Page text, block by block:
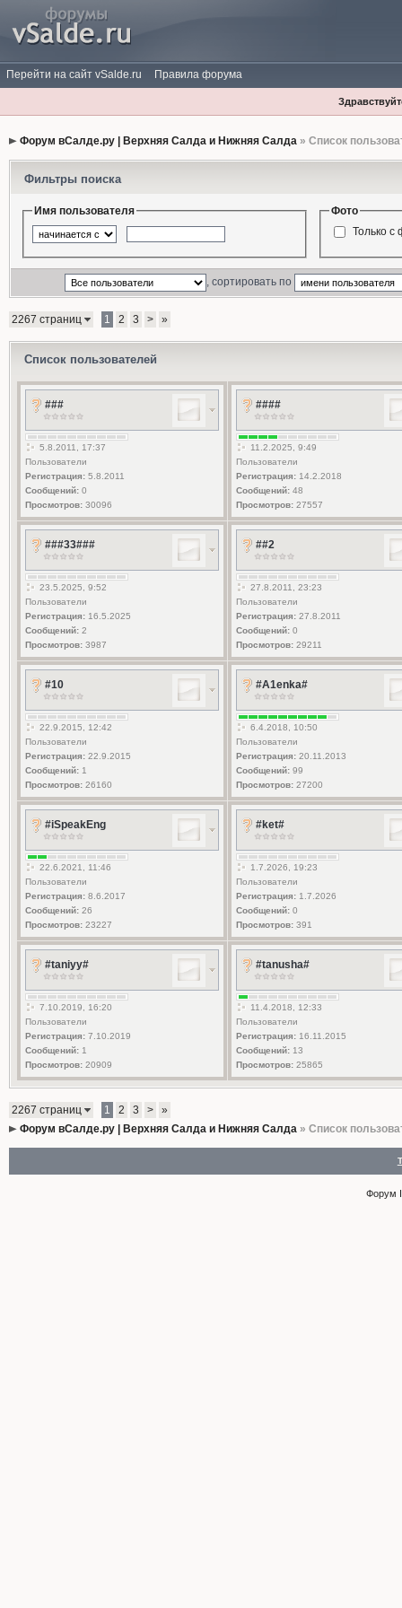
Перейти на сайт vSalde.ru Правила форума
Форум вСалде.ру | Верхняя Салда и Нижняя Салда» Список
Фильтры поиска
Имя пользователя
Фото
Только с
, сортировать по
2267 страниц 1 2 3 > »
Список пользователей
###
5.8.2011, 17:37
Пользователи
Регистрация:5.8.2011
Сообщений:0
Просмотров:30096
####
11.2.2025, 9:49
Пользователи
Регистрация:14.2.2018
Сообщений:48
Просмотров:27557
###33###
23.5.2025, 9:52
Пользователи
Регистрация:16.5.2025
Сообщений:2
Просмотров:3987
##2
27.8.2011, 23:23
Пользователи
Регистрация:27.8.2011
Сообщений:0
Просмотров:29211
#10
22.9.2015, 12:42
Пользователи
Регистрация:22.9.2015
Сообщений:1
Просмотров:26160
#A1enka#
6.4.2018, 10:50
Пользователи
Регистрация:20.11.2013
Сообщений:99
Просмотров:27200
#iSpeakEng
22.6.2021, 11:46
Пользователи
Регистрация:8.6.2017
Сообщений:26
Просмотров:23227
#ket#
1.7.2026, 19:23
Пользователи
Регистрация:1.7.2026
Сообщений:0
Просмотров:391
#taniyy#
7.10.2019, 16:20
Пользователи
Регистрация:7.10.2019
Сообщений:1
Просмотров:20909
#tanusha#
11.4.2018, 12:33
Пользователи
Регистрация:16.11.2015
Сообщений:13
Просмотров:25865
2267 страниц 1 2 3 >
»
Форум вСалде.ру | Верхняя Салда и Нижняя Салда» Список
Форум